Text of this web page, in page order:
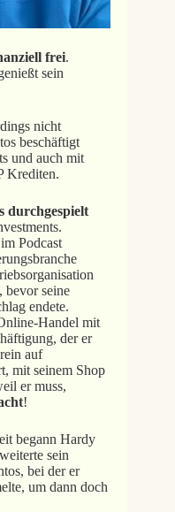
frei.
sein
nicht
beschäftigt
und auch mit
Krediten.
durchgespielt
Podcast
bevor seine
endete.
Handel mit
der er
auf
mit seinem Shop
er muss,
!
begann Hardy
sein
bei der er
um dann doch